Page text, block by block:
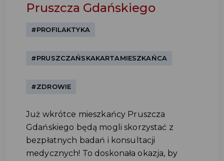
Pruszcza Gdańskiego
#PROFILAKTYKA
#PRUSZCZAŃSKAKARTAMIESZKAŃCA
#ZDROWIE
Już wkrótce mieszkańcy Pruszcza
Gdańskiego będą mogli skorzystać z
bezpłatnych badań i konsultacji
medycznych! To doskonała okazja, by